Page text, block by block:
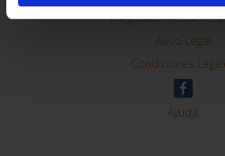
Preguntas Frequentes
Aviso Legal
Condiciones
Ayuda